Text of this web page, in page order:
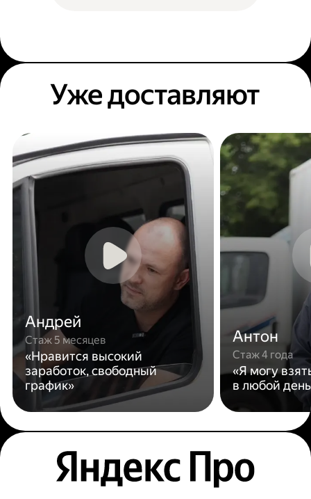
Уже доставляют
Андрей
Стаж 5 месяцев
«Нравится высокий
заработок, свободный
график»
Антон
Стаж 4 года
«Я могу
в любой